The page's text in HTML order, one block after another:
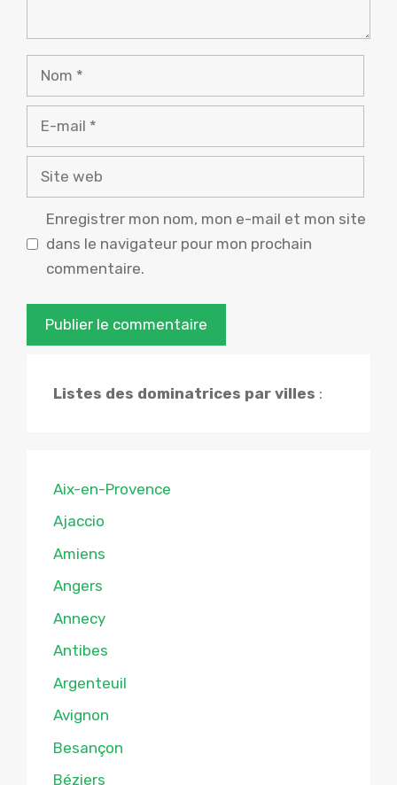
Nom
mail
Site
web
Enregistrer mon nom, mon e-mail et mon site
dans le navigateur pour mon prochain
commentaire.
Listes des dominatrices par villes :
Aix-en-Provence
Ajaccio
Amiens
Angers
Annecy
Antibes
Argenteuil
Avignon
Besançon
Béziers